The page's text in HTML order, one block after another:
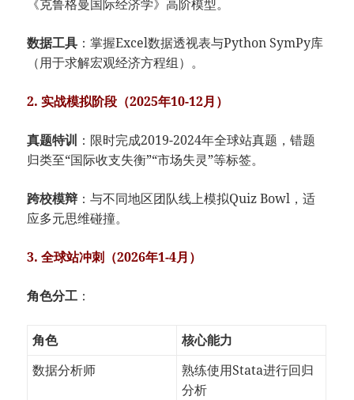
《克鲁格曼国际经济学》高阶模型。
​数据工具​ ​：掌握Excel数据透视表与Python SymPy库
（用于求解宏观经济方程组）。
​2. 实战模拟阶段（2025年10-12月）​
​真题特训​ ​：限时完成2019-2024年全球站真题，错题
归类至“国际收支失衡”“市场失灵”等标签。
​跨校模辩​ ​：与不同地区团队线上模拟Quiz Bowl，适
应多元思维碰撞。
​3. 全球站冲刺（2026年1-4月）​
​角色分工​ ​：
角色
核心能力
数据分析师
熟练使用Stata进行回归
分析